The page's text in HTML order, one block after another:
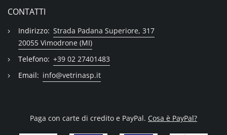
CONTATTI
Indirizzo: Strada Padana Superiore, 317
20055 Vimodrone (MI)
Telefono: +39 02 27401483
Email: info@vetrinasp.it
Paga con carte di credito e PayPal. Cosa è PayPal?